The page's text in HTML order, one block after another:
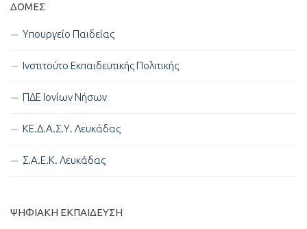
ΔΟΜΈΣ
Υπουργείο Παιδείας
Ινστιτούτο Εκπαιδευτικής Πολιτικής
ΠΔΕ Ιονίων Νήσων
ΚΕ.Δ.Α.Σ.Υ. Λευκάδας
Σ.Α.Ε.Κ. Λευκάδας
ΨΗΦΙΑΚΉ ΕΚΠΑΊΔΕΥΣΗ